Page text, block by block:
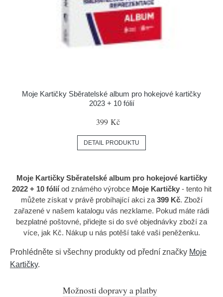
Moje Kartičky Sběratelské album pro hokejové kartičky
2023 + 10 fólií
399 Kč
DETAIL PRODUKTU
Moje Kartičky Sběratelské album pro hokejové kartičky
2022 + 10 fóliíod známého výrobceMoje Kartičky- tento hit
můžete získat v právě probíhající akci za 399 Kč. Zboží
zařazené v našem katalogu vás nezklame. Pokud máte rádi
bezplatné poštovné, přidejte si do své objednávky zboží za
více, jak Kč. Nákup u nás potěší také vaši peněženku.
Prohlédněte si všechny produkty od přední značky Moje
Kartičky.
Možnosti dopravy a platby